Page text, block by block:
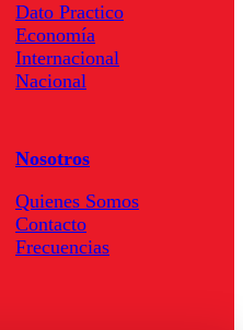
Dato Practico
Economía
Internacional
Nacional
Nosotros
Quienes Somos
Contacto
Frecuencias